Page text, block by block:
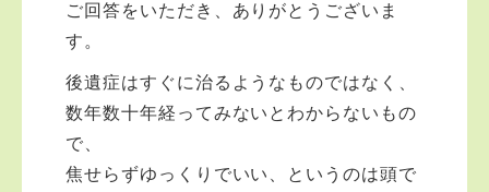
ご回答をいただき、ありがとうございま
す。
後遺症はすぐに治るようなものではなく、
数年数十年経ってみないとわからないもの
で、
焦せらずゆっくりでいい、というのは頭で